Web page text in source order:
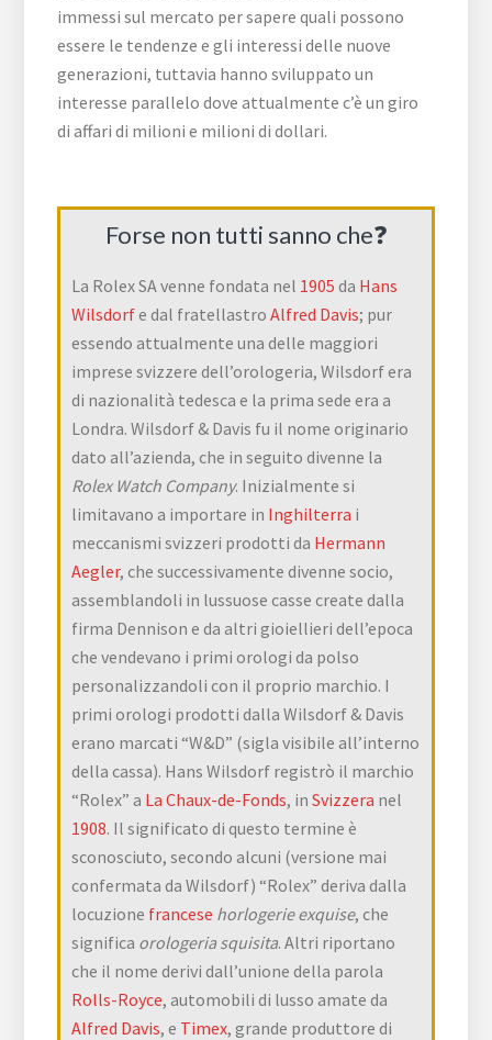
immessi sul mercato per sapere quali possono
essere le tendenze e gli interessi delle nuove
generazioni, tuttavia hanno sviluppato un
interesse parallelo dove attualmente c’è un giro
di affari di milioni e milioni di dollari.
Forse non tutti sanno che❓
La Rolex SA venne fondata nel 1905 da Hans
Wilsdorfe dal fratellastroAlfred Davis; pur
essendo attualmente una delle maggiori
imprese svizzere dell’orologeria, Wilsdorf era
di nazionalità tedesca e la prima sede era a
Londra. Wilsdorf & Davis fu il nome originario
dato all’azienda, che in seguito divenne la
Rolex Watch Company. Inizialmente si
limitavano a importare in Inghilterra i
meccanismi svizzeri prodotti da Hermann
Aegler, che successivamente divenne socio,
assemblandoli in lussuose casse create dalla
firma Dennison e da altri gioiellieri dell’epoca
che vendevano i primi orologi da polso
personalizzandoli con il proprio marchio. I
primi orologi prodotti dalla Wilsdorf & Davis
erano marcati “W&D” (sigla visibile all’interno
della cassa). Hans Wilsdorf registrò il marchio
“Rolex” a La Chaux-de-Fonds, inSvizzera nel
1908. Il significato di questo termine è
sconosciuto, secondo alcuni (versione mai
confermata da Wilsdorf) “Rolex” deriva dalla
locuzione francese horlogerie exquise, che
significa orologeria squisita. Altri riportano
che il nome derivi dall’unione della parola
Rolls-Royce, automobili di lusso amate da
Alfred Davis, e Timex, grande produttore di